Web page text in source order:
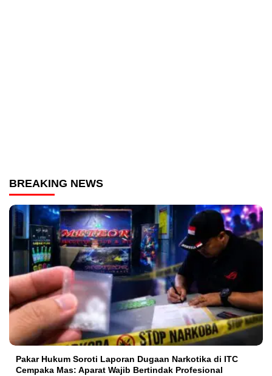
BREAKING NEWS
Pakar Hukum Soroti Laporan Dugaan Narkotika di ITC
Cempaka Mas: Aparat Wajib Bertindak Profesional